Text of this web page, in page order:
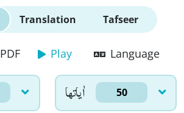
Translation Tafseer
PDF Play Language
اٰياتها 50